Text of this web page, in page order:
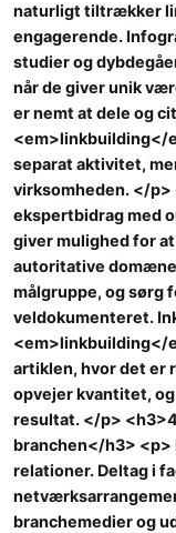
naturligt tiltrækker
engagerende.
studier og
når de giver unik
er nemt at dele og
<em>linkbuilding</
separat aktivitet,
virksomheden. </
ekspertbidrag med
giver mulighed for
autoritative
målgruppe, og sørg
veldokumenteret.
<em>linkbuilding</
artiklen, hvor det er
opvejer kvantitet,
resultat. </p>
branchen</h3>
relationer. Deltag i
branchemedier og